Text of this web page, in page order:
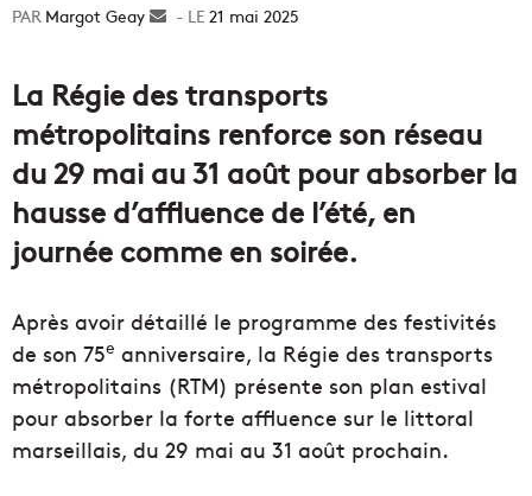
Margot Geay
Envoyer21 mai 2025
La Régie des transports
métropolitains renforce son réseau
du 29 mai au 31 août pour absorber la
hausse d’affluence de l’été, en
journée comme en soirée.
Après avoir détaillé le programme des festivités
de son 75e anniversaire, la Régie des transports
métropolitains (RTM) présente son plan estival
pour absorber la forte affluence sur le littoral
marseillais, du 29 mai au 31 août prochain.